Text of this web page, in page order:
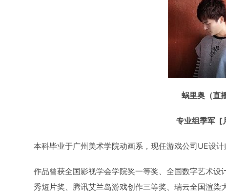
蜗里奥（直
专业组季军 [
本科毕业于广州美术学院动画系，现任游戏公司UE设计
作品曾获全国影视学会学院奖一等奖、全国数字艺术
秀短片奖、腾讯艾兰岛游戏创作三等奖、瑞云全国渲染